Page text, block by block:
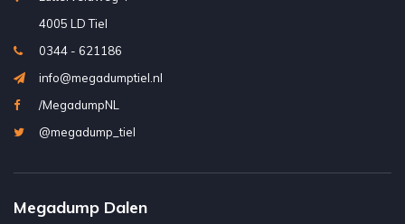
4005 LD Tiel
0344 - 621186
info@megadumptiel.nl
/MegadumpNL
@megadump_tiel
Megadump Dalen